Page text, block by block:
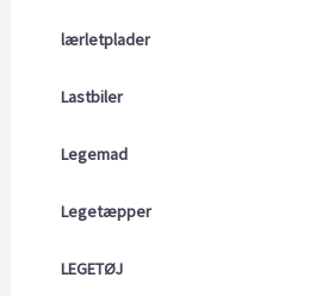
lærletplader
Lastbiler
Legemad
Legetæpper
LEGETØJ